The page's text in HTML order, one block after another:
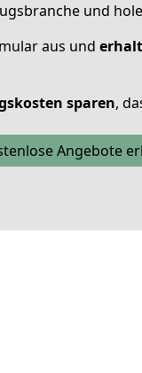
und
aus und
sparen,
Angebote